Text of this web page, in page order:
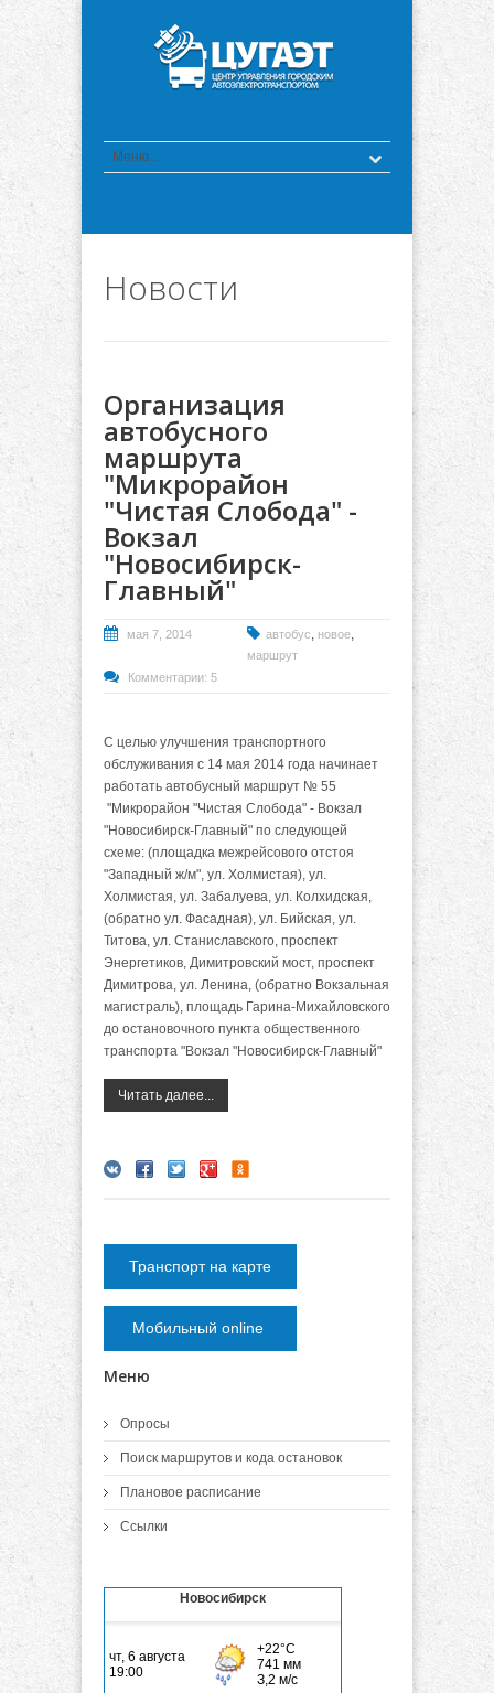
Новости
Организация
автобусного
маршрута
"Микрорайон
"Чистая Слобода" -
Вокзал
"Новосибирск-
Главный"
мая 7, 2014 автобус, новое,
маршрут
Комментарии: 5
С целью улучшения транспортного
обслуживания с 14 мая 2014 года начинает
работать автобусный маршрут № 55
"Микрорайон "Чистая Слобода" - Вокзал
"Новосибирск-Главный" по следующей
схеме: (площадка межрейсового отстоя
"Западный ж/м", ул. Холмистая), ул.
Холмистая, ул. Забалуева, ул. Колхидская,
(обратно ул. Фасадная), ул. Бийская, ул.
Титова, ул. Станиславского, проспект
Энергетиков, Димитровский мост, проспект
Димитрова, ул. Ленина, (обратно Вокзальная
магистраль), площадь Гарина-Михайловского
до остановочного пункта общественного
транспорта "Вокзал "Новосибирск-Главный"
Читать далее...
Транспорт на карте
Мобильный online
Меню
Опросы
Поиск маршрутов и кода остановок
Плановое расписание
Ссылки
Новосибирск